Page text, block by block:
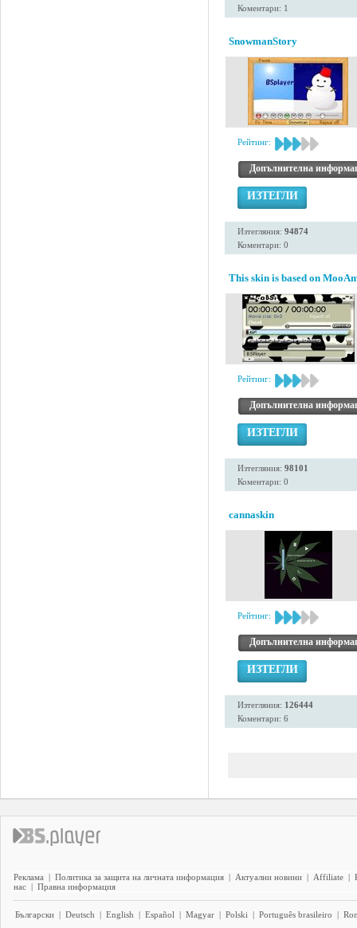
Коментари: 1
SnowmanStory
Рейтинг:
Допълнителна
ИЗТЕГЛИ
Изтегляния: 94874
Коментари: 0
This skin is based on
Рейтинг:
Допълнителна
ИЗТЕГЛИ
Изтегляния: 98101
Коментари: 0
cannaskin
Рейтинг:
Допълнителна
ИЗТЕГЛИ
Изтегляния: 126444
Коментари: 6
Реклама | Политика за защита на личната информация | Актуални новини | Affiliate |
нас | Правна информация
Български | Deutsch | English | Español | Magyar | Polski | Português brasileiro |